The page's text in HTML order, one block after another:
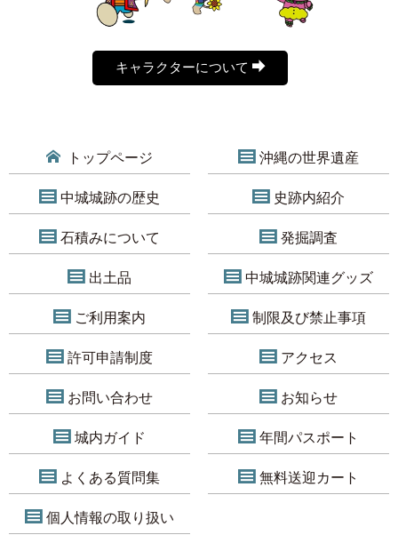
キャラクターについて
トップページ 沖縄の世界遺産
中城城跡の歴史 史跡内紹介
石積みについて 発掘調査
出土品 中城城跡関連グッズ
ご利用案内 制限及び禁止事項
許可申請制度 アクセス
お問い合わせ お知らせ
城内ガイド 年間パスポート
よくある質問集 無料送迎カート
個人情報の取り扱い